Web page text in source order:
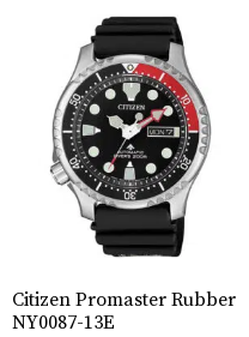
Citizen Promaster Rubber
NY0087-13E